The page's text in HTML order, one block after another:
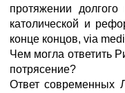
протяжении
католической и
конце концов, via
Чем могла ответить
потрясение?
Ответ современных